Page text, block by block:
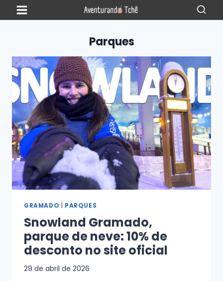
Parques
GRAMADO PARQUES
Snowland Gramado,
parque de neve: 10% de
desconto no site oficial
29 de abril de 2026